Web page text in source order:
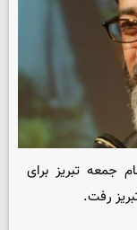
جمعه تبریز برای
رفت.